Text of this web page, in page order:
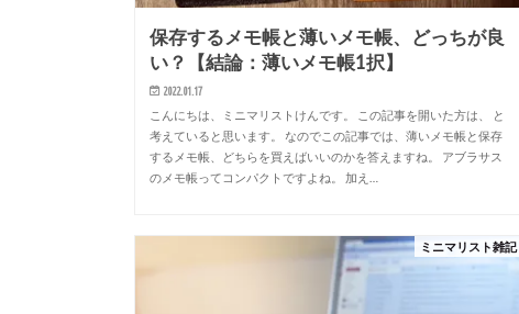
保存するメモ帳と薄いメモ帳、どっちが良
い？【結論：薄いメモ帳1択】
2022.01.17
こんにちは、ミニマリストけんです。 この記事を開いた方は、 と
考えていると思います。 なのでこの記事では、薄いメモ帳と保存
するメモ帳、どちらを買えばいいのかを答えますね。 アブラサス
のメモ帳ってコンパクトですよね。 加え…
ミニマリスト雑記